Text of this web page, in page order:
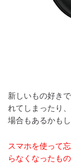
新しいもの好き
れてしまったり
場合もあるかもし
スマホを使って
らなくなったも